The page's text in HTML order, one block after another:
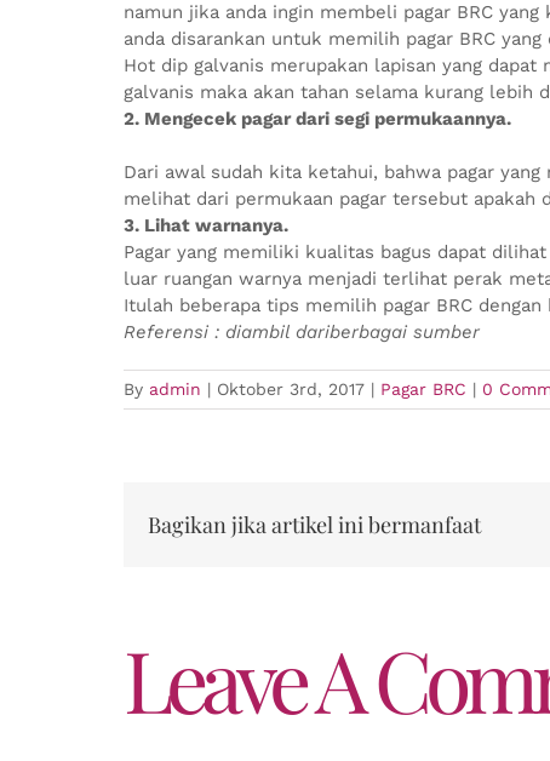
namun jika anda ingin membeli pagar BRC yang
anda disarankan untuk memilih pagar BRC
Hot dip galvanis merupakan lapisan yang
galvanis maka akan tahan selama kurang lebih
2. Mengecek pagar dari segi permukaannya.
Dari awal sudah kita ketahui, bahwa pagar
melihat dari permukaan pagar tersebut apakah
3. Lihat warnanya.
Pagar yang memiliki kualitas bagus dapat
luar ruangan warnya menjadi terlihat perak
Itulah beberapa tips memilih pagar BRC
Referensi : diambil dariberbagai sumber
By admin | Oktober 3rd, 2017 | Pagar BRC | 0
Bagikan jika artikel ini bermanfaat
Leave A